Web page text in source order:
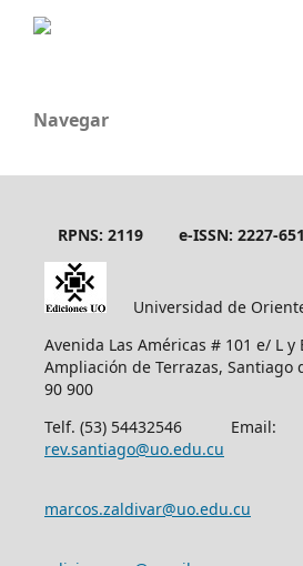
Navegar
RPNS: 2119 e-ISSN: 2227-
Universidad de
Avenida Las Américas # 101 e/ L y
Ampliación de Terrazas, Santiago
90 900
Telf. (53) 54432546 Email:
rev.santiago@uo.edu.cu
marcos.zaldivar@uo.edu.cu